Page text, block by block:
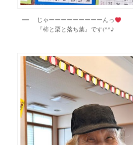
じゃーーーーーーーーーんっ
『柿と栗と落ち葉』です(^^♪